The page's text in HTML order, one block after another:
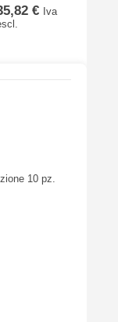
Su 5 € Iva
10 pz.